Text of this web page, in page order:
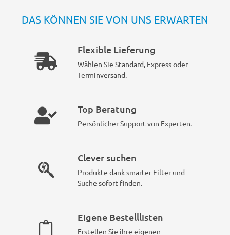
DAS KÖNNEN SIE VON UNS ERWARTEN
Flexible Lieferung
Wählen Sie Standard, Express oder
Terminversand.
Top Beratung
Persönlicher Support von Experten.
Clever suchen
Produkte dank smarter Filter und
Suche sofort finden.
Eigene Bestelllisten
Erstellen Sie ihre eigenen